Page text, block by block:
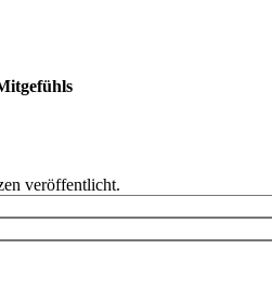
veröffentlicht.